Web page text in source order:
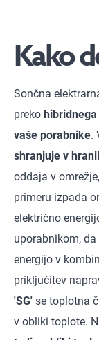
Kako
Sončna
preko
vaše porabnike.
shranjuje v
oddaja v
primeru izpada
električno
uporabnikom,
energijo v
priključitev
'SG'se toplotna
v obliki toplote.